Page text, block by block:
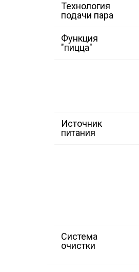
Технология
подачи пара
Функция
"пицца"
Источник
питания
Система
очистки